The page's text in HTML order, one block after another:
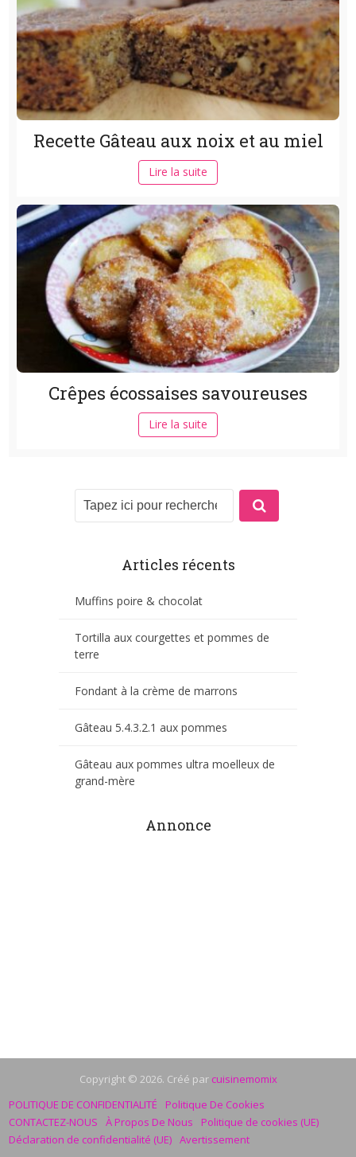
Recette Gâteau aux noix et au miel
Lire la suite
Crêpes écossaises savoureuses
Lire la suite
Articles récents
Muffins poire & chocolat
Tortilla aux courgettes et pommes de
terre
Fondant à la crème de marrons
Gâteau 5.4.3.2.1 aux pommes
Gâteau aux pommes ultra moelleux de
grand-mère
Annonce
Copyright © 2026. Créé par cuisinemomix
POLITIQUE DE CONFIDENTIALITÉ
Politique De Cookies
CONTACTEZ-NOUS
À Propos De Nous
Politique de cookies (UE)
Déclaration de confidentialité (UE) Avertissement